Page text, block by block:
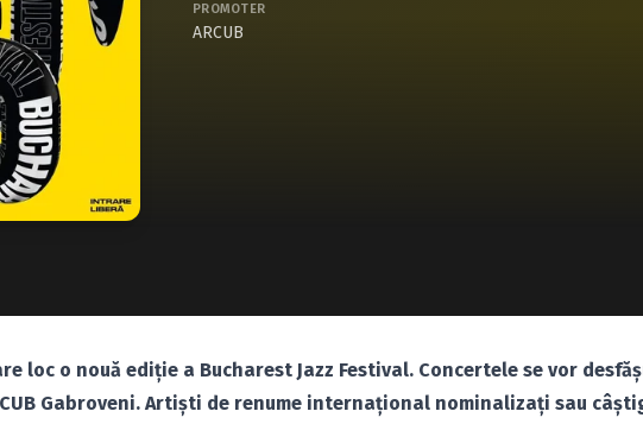
PROMOTER
ARCUB
loc o nouă ediţie a Bucharest Jazz Festival. Concertele se vor
Gabroveni. Artişti de renume internaţional nominalizaţi sau